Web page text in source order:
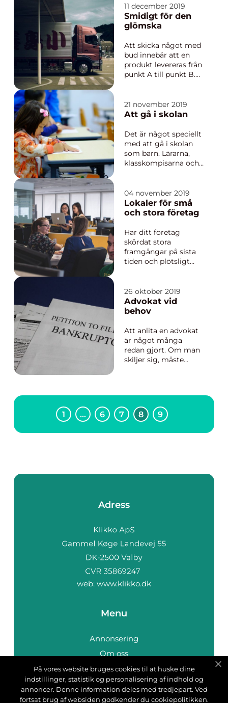
bara kunna öppna
altandörren och låta
kidsen springa ut på...
11 december 2019
Smidigt för den
glömska
Att skicka något med
bud innebär att en
produkt levereras från
punkt A till punkt B.
erbjuder den här
tjänsten.
det vanliga bilar för
att passa tr...
21 november 2019
Att gå i skolan
Det är något speciellt
med att gå i skolan
som barn. Lärarna,
klasskompisarna och
livet. Första
skoldagen och sista
skoldagen är minnen
klas...
04 november 2019
Lokaler för små
och stora företag
Har ditt företag
skördat stora
framgångar på sista
tiden och plötsligt
starta upp en alldeles
ny business och är på
jakt efter en perfekt
26 oktober 2019
Advokat vid
behov
Att anlita en advokat
är något många
redan gjort. Om man
skiljer sig, måste
juridisk hjälp.
Orsakerna till varför
1 … 6 7 8 9
Adress
web: www.klikko.dk
Menu
Annonsering
Om oss
Cookies
Kontakta oss
Sitemap
På vores website bruges cookies til at huske dine
indstillinger, statistik og personalisering af indhold og
annoncer. Denne information deles med tredjepart. Ved
fortsat brug af websiden godkender du cookiepolitikken.